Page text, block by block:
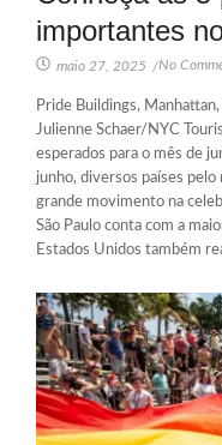
importantes
maio 27, 2025 /No
Pride Buildings,
Julienne Schaer/NYC
esperados para o mês de
junho, diversos países
grande movimento na
São Paulo conta com a
Estados Unidos também